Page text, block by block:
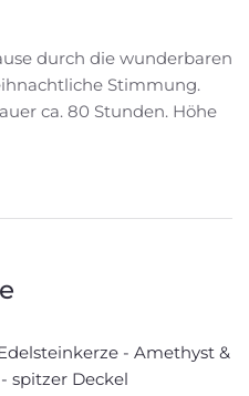
durch die wunderbaren
Stimmung.
ca. 80 Stunden. Höhe
- Amethyst &
spitzer Deckel